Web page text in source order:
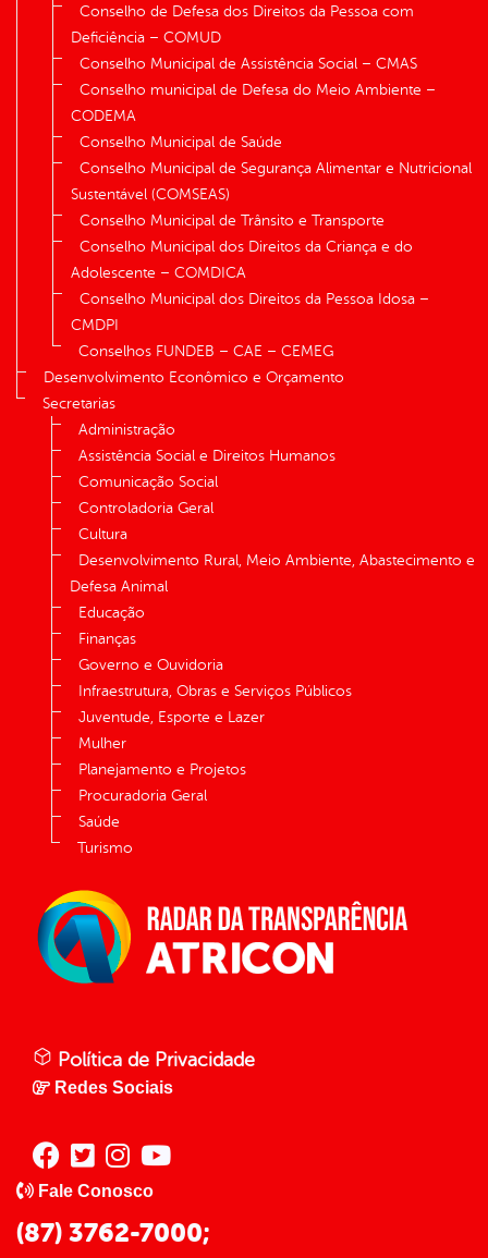
Conselho de Defesa dos Direitos da Pessoa com
Deficiência – COMUD
Conselho Municipal de Assistência Social – CMAS
Conselho municipal de Defesa do Meio Ambiente –
CODEMA
Conselho Municipal de Saúde
Conselho Municipal de Segurança Alimentar e Nutricional
Sustentável (COMSEAS)
Conselho Municipal de Trânsito e Transporte
Conselho Municipal dos Direitos da Criança e do
Adolescente – COMDICA
Conselho Municipal dos Direitos da Pessoa Idosa –
CMDPI
Conselhos FUNDEB – CAE – CEMEG
Desenvolvimento Econômico e Orçamento
Secretarias
Administração
Assistência Social e Direitos Humanos
Comunicação Social
Controladoria Geral
Cultura
Desenvolvimento Rural, Meio Ambiente, Abastecimento e
Defesa Animal
Educação
Finanças
Governo e Ouvidoria
Infraestrutura, Obras e Serviços Públicos
Juventude, Esporte e Lazer
Mulher
Planejamento e Projetos
Procuradoria Geral
Saúde
Turismo
Política de Privacidade
Redes Sociais
Fale Conosco
(87) 3762-7000;